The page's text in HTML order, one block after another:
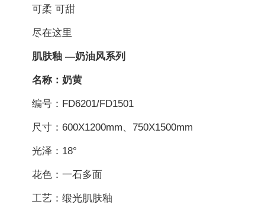
可柔 可甜
尽在这里
肌肤釉 —奶油风系列
名称：奶黄
编号：FD6201/FD1501
尺寸：600X1200mm、750X1500mm
光泽：18°
花色：一石多面
工艺：缎光肌肤釉